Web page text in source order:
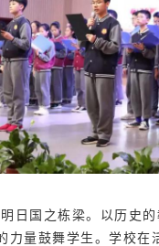
日国之栋梁。以历史
力量鼓舞学生。学校在